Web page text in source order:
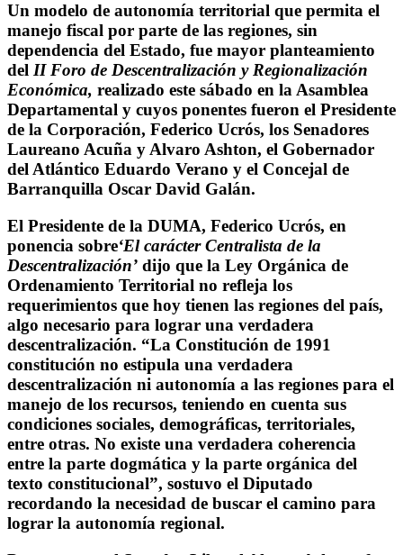
Un modelo de autonomía territorial que permita el
manejo fiscal por parte de las regiones, sin
dependencia del Estado, fue mayor planteamiento
del II Foro de Descentralización y Regionalización
Económica, realizado este sábado en la Asamblea
Departamental y cuyos ponentes fueron el Presidente
de la Corporación, Federico Ucrós, los Senadores
Laureano Acuña y Alvaro Ashton, el Gobernador
del Atlántico Eduardo Verano y el Concejal de
Barranquilla Oscar David Galán.
El Presidente de la DUMA, Federico Ucrós, en
ponencia sobre‘El carácter Centralista de la
Descentralización’ dijo que la Ley Orgánica de
Ordenamiento Territorial no refleja los
requerimientos que hoy tienen las regiones del país,
algo necesario para lograr una verdadera
descentralización. “La Constitución de 1991
constitución no estipula una verdadera
descentralización ni autonomía a las regiones para el
manejo de los recursos, teniendo en cuenta sus
condiciones sociales, demográficas, territoriales,
entre otras. No existe una verdadera coherencia
entre la parte dogmática y la parte orgánica del
texto constitucional”, sostuvo el Diputado
recordando la necesidad de buscar el camino para
lograr la autonomía regional.